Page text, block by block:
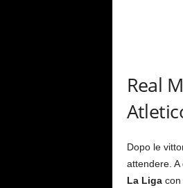
Real
Dopo le
attendere.
La Ligacon